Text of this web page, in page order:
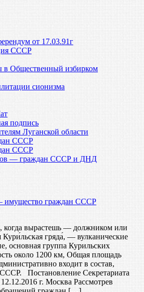
от 17.03.91г
СССР
в Общественный избирком
сионизма
подпись
Луганской области
СССР
СССР
— граждан СССР и ДНД
имущество граждан СССР
когда вырастешь — должником или
Кури́льская гряда́, — вулканические
основная группа Курильских
около 1200 км, Общая площадь
входит в состав,
Постановление Секретариата
г. Москва Рассмотрев